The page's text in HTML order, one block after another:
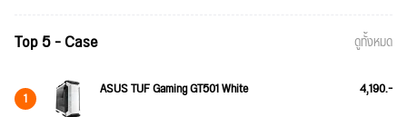
Top 5 - Case ดูทั้งหมด
1 ASUS TUF Gaming GT501 White 4,190.-